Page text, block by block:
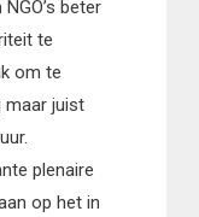
beter
te
om te
maar juist
plenaire
op het in